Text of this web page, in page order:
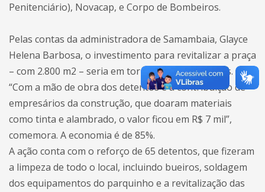
Penitenciário), Novacap, e Corpo de Bombeiros.
Pelas contas da administradora de Samambaia, Glayce
Helena Barbosa, o investimento para revitalizar a praça
– com 2.800 m2 – seria em torno de R$ 45 mil reais.
“Com a mão de obra dos detentos e a contribuição de
empresários da construção, que doaram materiais
como tinta e alambrado, o valor ficou em R$ 7 mil”,
comemora. A economia é de 85%.
A ação conta com o reforço de 65 detentos, que fizeram
a limpeza de todo o local, incluindo bueiros, soldagem
dos equipamentos do parquinho e a revitalização das